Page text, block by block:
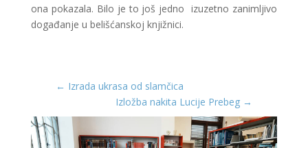
ona pokazala. Bilo je to još jedno izuzetno zanimljivo
događanje u belišćanskoj knjižnici.
← Izrada ukrasa od slamčica
Izložba nakita Lucije Prebeg →